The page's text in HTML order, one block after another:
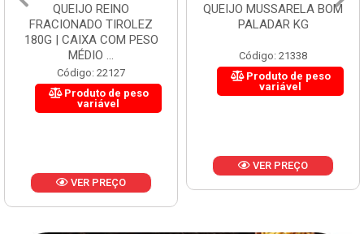
QUEIJO REINO
FRACIONADO TIROLEZ
180G | CAIXA COM PESO
MÉDIO ...
Código: 22127
Produto de peso
variável
VER PREÇO
QUEIJO MUSSARELA BOM
PALADAR KG
Código: 21338
Produto de peso
variável
VER PREÇO